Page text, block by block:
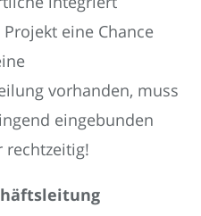
eine Chance
vorhanden, muss
eingebunden
rechtzeitig!